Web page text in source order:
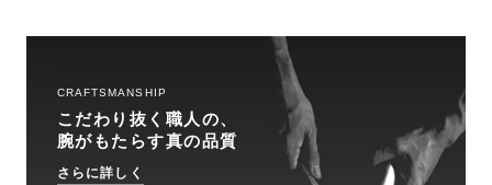
CRAFTSMANSHIP
こだわり抜く職人の、
腕がもたらす真の品質
さらに詳しく